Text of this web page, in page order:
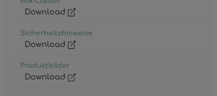
Download
Sicherheitshinweise
Download
Produktbilder
Download